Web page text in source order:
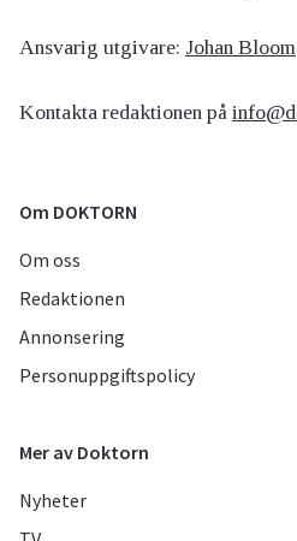
Ansvarig utgivare: Johan Bloom
Kontakta redaktionen på
Om DOKTORN
Om oss
Redaktionen
Annonsering
Personuppgiftspolicy
Mer av Doktorn
Nyheter